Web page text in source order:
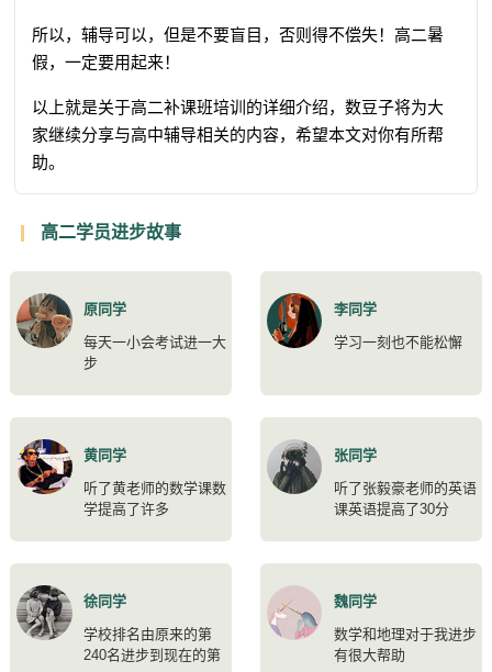
所以，辅导可以，但是不要盲目，否则得不偿失！高二暑
假，一定要用起来！
以上就是关于高二补课班培训的详细介绍，数豆子将为大
家继续分享与高中辅导相关的内容，希望本文对你有所帮
助。
高二学员进步故事
原同学
每天一小会考试进一大
步
李同学
学习一刻也不能松懈
黄同学
听了黄老师的数学课数
学提高了许多
张同学
听了张毅豪老师的英语
课英语提高了30分
徐同学
学校排名由原来的第
240名进步到现在的第
魏同学
数学和地理对于我进步
有很大帮助